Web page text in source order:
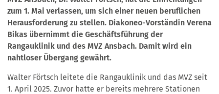
zum 1. Mai verlassen, um sich einer neuen beruflichen
Herausforderung zu stellen. Diakoneo-Vorständin Verena
Bikas übernimmt die Geschäftsführung der
Rangauklinik und des MVZ Ansbach. Damit wird ein
nahtloser Übergang gewährt.
Walter Förtsch leitete die Rangauklinik und das MVZ seit
1. April 2025. Zuvor hatte er bereits mehrere Stationen